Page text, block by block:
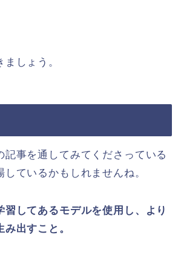
しょう。
記事を通してみてくださっている
ているかもしれませんね。
習してあるモデルを使用し、より
出すこと。